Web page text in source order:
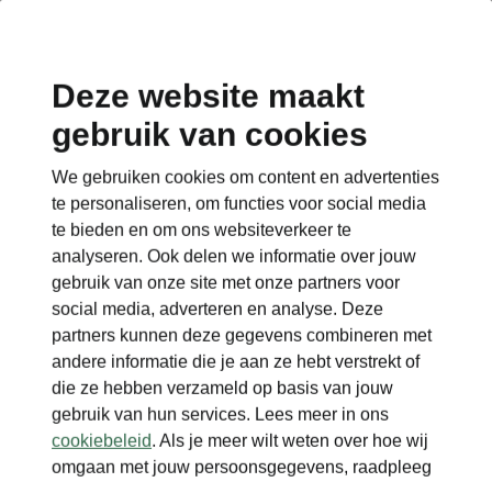
Deze website maakt
gebruik van cookies
We gebruiken cookies om content en advertenties
te personaliseren, om functies voor social media
te bieden en om ons websiteverkeer te
analyseren. Ook delen we informatie over jouw
gebruik van onze site met onze partners voor
social media, adverteren en analyse. Deze
partners kunnen deze gegevens combineren met
andere informatie die je aan ze hebt verstrekt of
die ze hebben verzameld op basis van jouw
gebruik van hun services. Lees meer in ons
cookiebeleid. Als je meer wilt weten over hoe wij
omgaan met jouw persoonsgegevens, raadpleeg